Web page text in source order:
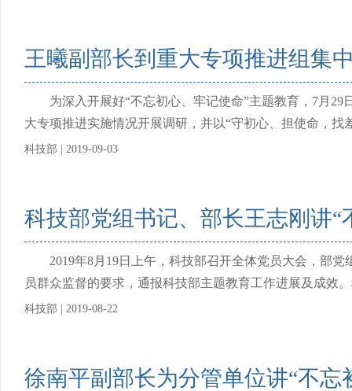
王曦副部长到重大专项推进组集
为深入开展好“不忘初心、牢记使命”主题教育，7月29
大专项推进实施情况开展调研，并以“守初心、担使命，
科技部 | 2019-09-03
科技部党组书记、部长王志刚讲
2019年8月19日上午，科技部召开全体党员大会，部党
员群众监督的要求，通报科技部主题教育工作进展及成效
科技部 | 2019-08-22
徐南平副部长为分管单位讲“不